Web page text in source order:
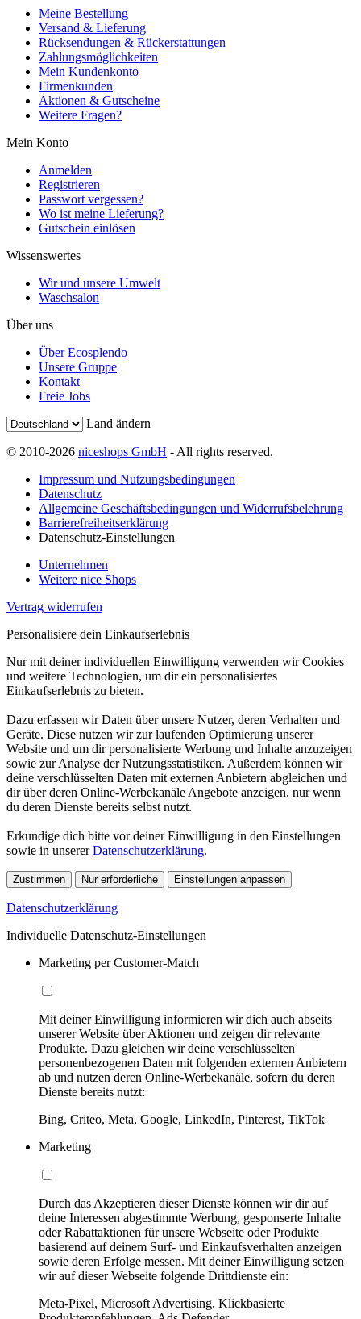
Meine Bestellung
Versand & Lieferung
Rücksendungen & Rückerstattungen
Zahlungsmöglichkeiten
Mein Kundenkonto
Firmenkunden
Aktionen & Gutscheine
Weitere Fragen?
Mein Konto
Anmelden
Registrieren
Passwort vergessen?
Wo ist meine Lieferung?
Gutschein einlösen
Wissenswertes
Wir und unsere Umwelt
Waschsalon
Über uns
Über Ecosplendo
Unsere Gruppe
Kontakt
Freie Jobs
Land ändern
© 2010-2026 niceshops GmbH - All rights reserved.
Impressum und Nutzungsbedingungen
Datenschutz
Allgemeine Geschäftsbedingungen und Widerrufsbelehrung
Barrierefreiheitserklärung
Datenschutz-Einstellungen
Unternehmen
Weitere nice Shops
Vertrag widerrufen
Personalisiere dein Einkaufserlebnis
Nur mit deiner individuellen Einwilligung verwenden wir Cookies
und weitere Technologien, um dir ein personalisiertes
Einkaufserlebnis zu bieten.
Dazu erfassen wir Daten über unsere Nutzer, deren Verhalten und
Geräte. Diese nutzen wir zur laufenden Optimierung unserer
Website und um dir personalisierte Werbung und Inhalte anzuzeigen
sowie zur Analyse der Nutzungsstatistiken. Außerdem können wir
deine verschlüsselten Daten mit externen Anbietern abgleichen und
dir über deren Online-Werbekanäle Angebote anzeigen, nur wenn
du deren Dienste bereits selbst nutzt.
Erkundige dich bitte vor deiner Einwilligung in den Einstellungen
sowie in unsererDatenschutzerklärung.
Zustimmen Nur erforderliche Einstellungen anpassen
Datenschutzerklärung
Individuelle Datenschutz-Einstellungen
Marketing per Customer-Match
Mit deiner Einwilligung informieren wir dich auch abseits
unserer Website über Aktionen und zeigen dir relevante
Produkte. Dazu gleichen wir deine verschlüsselten
personenbezogenen Daten mit folgenden externen Anbietern
ab und nutzen deren Online-Werbekanäle, sofern du deren
Dienste bereits nutzt:
Bing, Criteo, Meta, Google, LinkedIn, Pinterest, TikTok
Marketing
Durch das Akzeptieren dieser Dienste können wir dir auf
deine Interessen abgestimmte Werbung, gesponserte Inhalte
oder Rabattaktionen für unsere Webseite oder Produkte
basierend auf deinem Surf- und Einkaufsverhalten anzeigen
sowie deren Erfolge messen. Mit deiner Einwilligung setzen
wir auf dieser Webseite folgende Drittdienste ein:
Meta-Pixel, Microsoft Advertising, Klickbasierte